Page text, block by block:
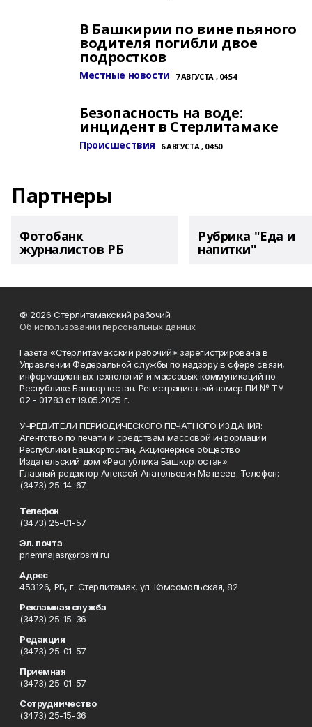
В Башкирии по вине пьяного
водителя погибли двое
подростков
Местные новости 7 АВГУСТА , 04:54
Безопасность на воде:
инцидент в Стерлитамаке
Происшествия 6 АВГУСТА , 04:50
Партнеры
Фотобанк
журналистов РБ
Рубрика "Еда и
напитки"
© 2026 Стерлитамакский рабочий
Об использовании персональных данных
Газета «Стерлитамакский рабочий» зарегистрирована в
Управлении Федеральной службы по надзору в сфере связи,
информационных технологий и массовых коммуникаций по
Республике Башкортостан. Регистрационный номер ПИ № ТУ
02 - 01783 от 19.05.2025 г.
УЧРЕДИТЕЛИ ПЕРИОДИЧЕСКОГО ПЕЧАТНОГО ИЗДАНИЯ:
Агентство по печати и средствам массовой информации
Республики Башкортостан, Акционерное общество
Издательский дом «Республика Башкортостан».
Главный редактор Алексей Анатольевич Матвеев. Телефон:
(3473) 25-14-67.
Телефон
(3473) 25-01-57
Эл. почта
priemnajasr@rbsmi.ru
Адрес
453126, РБ, г. Стерлитамак, ул. Комсомольская, 82
Рекламная служба
(3473) 25-15-36
Редакция
(3473) 25-01-57
Приемная
(3473) 25-01-57
Сотрудничество
(3473) 25-15-36